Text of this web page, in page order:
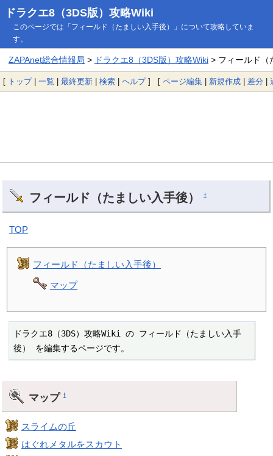
ドラクエ8（3DS版）攻略Wiki
このページでは「フィールド（たましい入手後）」について攻略していま
す。
ZAPAnet総合情報局 > ドラクエ8（3DS版）攻略Wiki> フィールド（
[ トップ| 一覧 | 最終更新 | 検索 | ヘルプ] [ ページ編集 | 新規作成 | 差分 |
フィールド（たましい入手後） †
TOP
フィールド（たましい入手後）
マップ
ドラクエ8（3DS）攻略Wiki の フィールド（たましい入手
後） を編集するページです。
マップ†
スライムの丘
はぐれメタルをスカウト